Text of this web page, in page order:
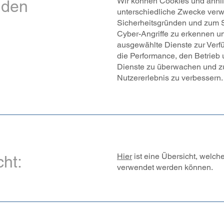
unterschiedliche Zwecke
Sicherheitsgründen und zum
Cyber-Angriffe zu erkennen
ausgewählte Dienste zur
die Performance, den Betrieb
Dienste zu überwachen und
Nutzererlebnis zu verbessern.
Hierist eine Übersicht,
verwendet werden können.